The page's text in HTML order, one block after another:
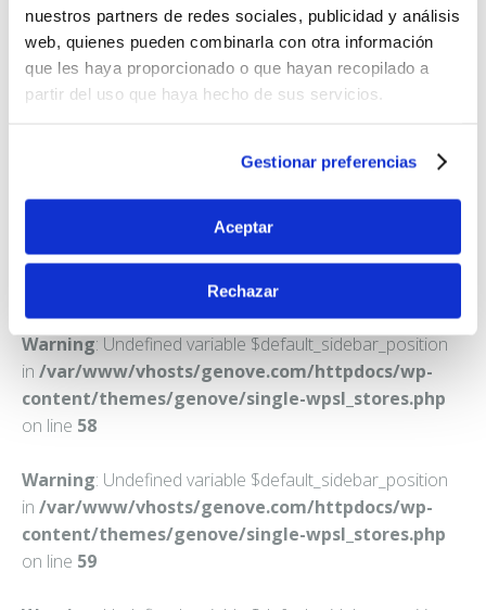
nuestros partners de redes sociales, publicidad y análisis
web, quienes pueden combinarla con otra información
que les haya proporcionado o que hayan recopilado a
partir del uso que haya hecho de sus servicios.
Gestionar preferencias
Aceptar
Rechazar
FARMACIA CB ESPLUGUES BENIMELI
PZA. DE LA CORT, 3
Warning: Undefined variable $default_sidebar_position
in /var/www/vhosts/genove.com/httpdocs/wp-
content/themes/genove/single-wpsl_stores.php
on line 58
Warning: Undefined variable $default_sidebar_position
in /var/www/vhosts/genove.com/httpdocs/wp-
content/themes/genove/single-wpsl_stores.php
on line 59